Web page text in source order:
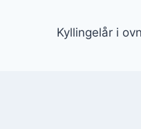
Kyllingelår i